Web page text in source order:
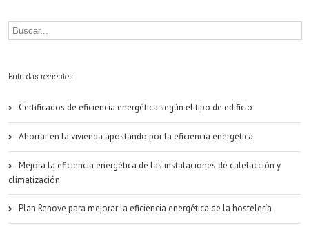
Entradas recientes
Certificados de eficiencia energética según el tipo de edificio
Ahorrar en la vivienda apostando por la eficiencia energética
Mejora la eficiencia energética de las instalaciones de calefacción y
climatización
Plan Renove para mejorar la eficiencia energética de la hostelería